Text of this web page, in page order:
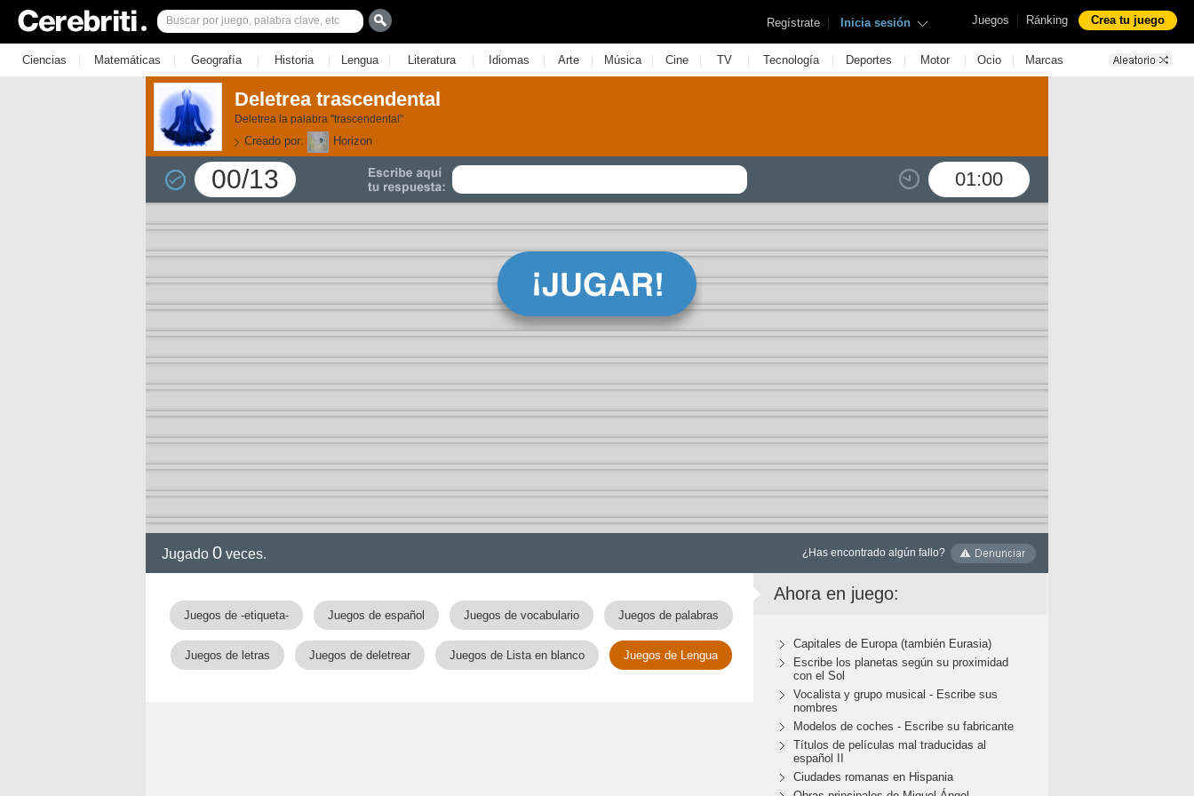
Juegos | Ránking Crea tu juego
Regístrate | Inicia sesión
Ciencias | Matemáticas | Geografía | Historia | Lengua | Literatura | Idiomas | Arte | Música | Cine | TV | Tecnología | Deportes | Motor | Ocio | Marcas
Deletrea trascendental
Deletrea la palabra "trascendental"
Creado por: Horizon
00/13 01:00
Jugado 0 veces. ¿Has encontrado algún fallo?
Juegos de -etiqueta- Juegos de español Juegos de vocabulario Juegos de palabras
Juegos de letras Juegos de deletrear Juegos de Lista en blanco Juegos de Lengua
Ahora en juego:
Capitales de Europa (también Eurasia)
Escribe los planetas según su proximidad
con el Sol
Vocalista y grupo musical - Escribe sus
nombres
Modelos de coches - Escribe su fabricante
Títulos de películas mal traducidas al
español II
Ciudades romanas en Hispania